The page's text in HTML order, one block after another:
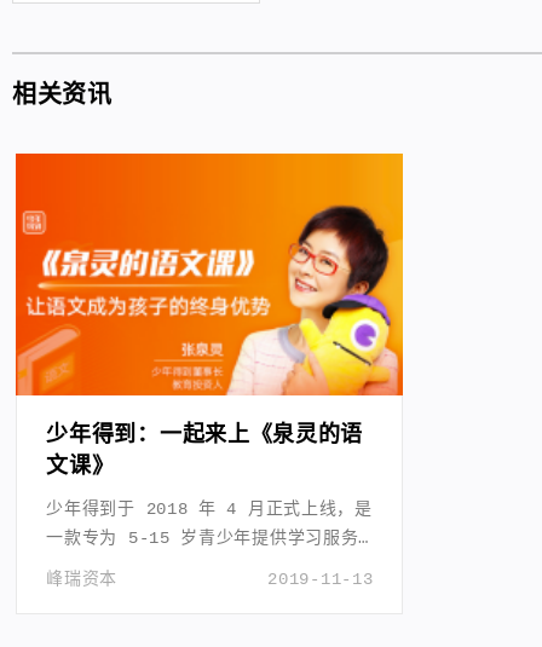
相关资讯
少年得到：一起来上《泉灵的语
文课》
少年得到于 2018 年 4 月正式上线，是
一款专为 5-15 岁青少年提供学习服务
的 App。
2019-11-13
峰瑞资本